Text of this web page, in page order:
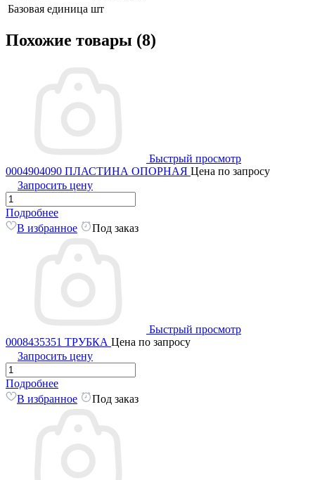
Базовая единица шт
Похожие товары (8)
Быстрый просмотр
0004904090 ПЛАСТИНА ОПОРНАЯ Цена по запросу
Запросить цену
Подробнее
В избранное
Под заказ
Быстрый просмотр
0008435351 ТРУБКА Цена по запросу
Запросить цену
Подробнее
В избранное
Под заказ